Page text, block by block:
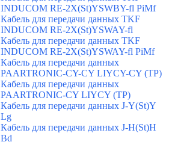
INDUCOM RE-2X(St)YSWBY-fl PiMf
Кабель для передачи данных TKF
INDUCOM RE-2X(St)YSWAY-fl
Кабель для передачи данных TKF
INDUCOM RE-2X(St)YSWAY-fl PiMf
Кабель для передачи данных
PAARTRONIC-CY-CY LIYCY-CY (TP)
Кабель для передачи данных
PAARTRONIC-CY LIYCY (TP)
Кабель для передачи данных J-Y(St)Y
Lg
Кабель для передачи данных J-H(St)H
Bd